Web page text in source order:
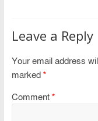
Leave a Reply
Your email address
marked *
Comment *